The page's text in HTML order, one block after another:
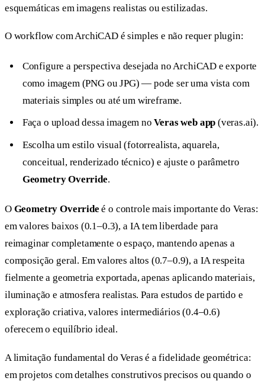
esquemáticas em imagens realistas ou estilizadas.
O workflow com ArchiCAD é simples e não requer plugin:
Configure a perspectiva desejada no ArchiCAD e exporte
como imagem (PNG ou JPG) — pode ser uma vista com
materiais simples ou até um wireframe.
Faça o upload dessa imagem noVeras web app (veras.ai).
Escolha um estilo visual (fotorrealista, aquarela,
conceitual, renderizado técnico) e ajuste o parâmetro
Geometry Override.
O Geometry Override é o controle mais importante do Veras:
em valores baixos (0.1–0.3), a IA tem liberdade para
reimaginar completamente o espaço, mantendo apenas a
composição geral. Em valores altos (0.7–0.9), a IA respeita
fielmente a geometria exportada, apenas aplicando materiais,
iluminação e atmosfera realistas. Para estudos de partido e
exploração criativa, valores intermediários (0.4–0.6)
oferecem o equilíbrio ideal.
A limitação fundamental do Veras é a fidelidade geométrica:
em projetos com detalhes construtivos precisos ou quando o